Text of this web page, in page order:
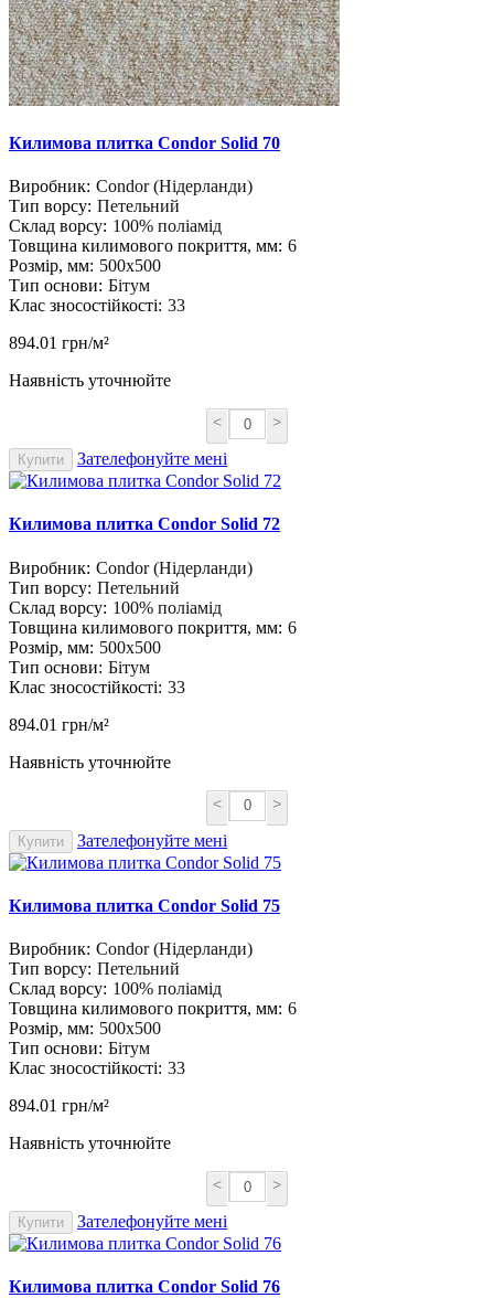
Килимова плитка Condor Solid 70
Виробник: Condor (Нідерланди)
Тип ворсу: Петельний
Склад ворсу: 100% поліамід
Товщина килимового покриття, мм: 6
Розмір, мм: 500х500
Тип основи: Бітум
Клас зносостійкості: 33
894.01 грн/м²
Наявність уточнюйте
< >
Купити Зателефонуйте мені
Килимова плитка Condor Solid 72
Виробник: Condor (Нідерланди)
Тип ворсу: Петельний
Склад ворсу: 100% поліамід
Товщина килимового покриття, мм: 6
Розмір, мм: 500х500
Тип основи: Бітум
Клас зносостійкості: 33
894.01 грн/м²
Наявність уточнюйте
< >
Купити Зателефонуйте мені
Килимова плитка Condor Solid 75
Виробник: Condor (Нідерланди)
Тип ворсу: Петельний
Склад ворсу: 100% поліамід
Товщина килимового покриття, мм: 6
Розмір, мм: 500х500
Тип основи: Бітум
Клас зносостійкості: 33
894.01 грн/м²
Наявність уточнюйте
< >
Купити Зателефонуйте мені
Килимова плитка Condor Solid 76